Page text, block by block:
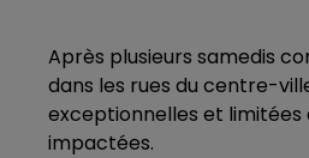
Après plusieurs samedis
dans les rues du centre-
exceptionnelles et
impactées.